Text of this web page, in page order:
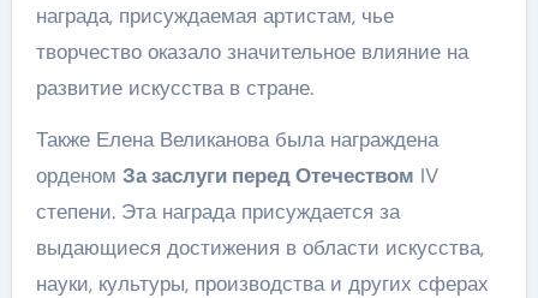
награда, присуждаемая артистам, чье
творчество оказало значительное влияние на
развитие искусства в стране.
Также Елена Великанова была награждена
орденом За заслуги перед Отечеством IV
степени. Эта награда присуждается за
выдающиеся достижения в области искусства,
науки, культуры, производства и других сферах